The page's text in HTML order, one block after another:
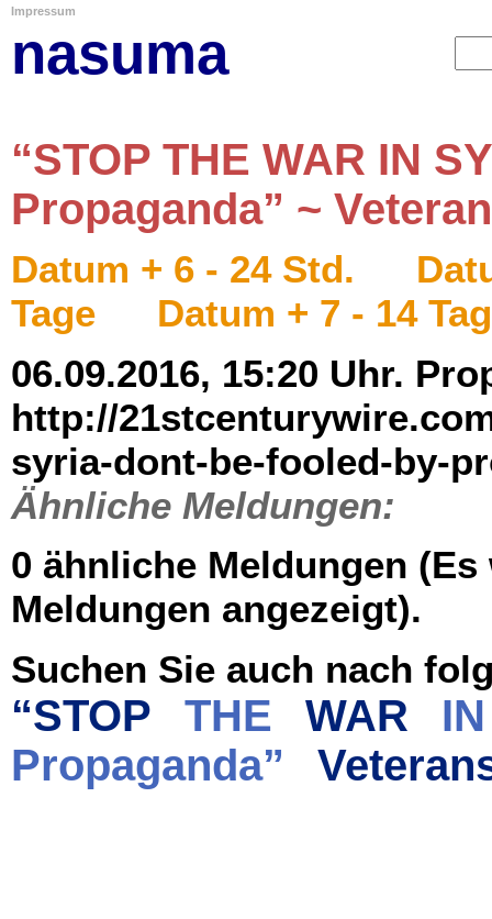
Impressum
nasuma
“STOP THE WAR IN
Propaganda” ~
Datum + 6 - 24 Std.
Tage
Datum + 7 - 14
06.09.2016, 15:20 Uhr.
http://
syria-dont-be-fooled-by-
Ähnliche Meldungen:
0 ähnliche Meldungen
Meldungen angezeigt).
Suchen Sie auch nach
“STOP THE WAR
IN
Propaganda”